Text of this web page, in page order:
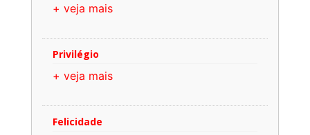
+ veja mais
Privilégio
+ veja mais
Felicidade